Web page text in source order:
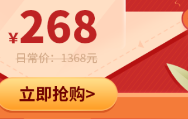
您当前未登录！建议登陆后购买，可保存购买订单